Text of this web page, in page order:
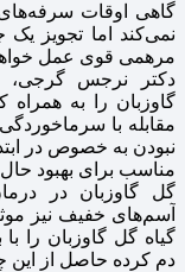
گاهی اوقات
نمی‌کند اما تجویز
مرهمی قوی عمل
دکتر نرجس
گاوزبان را به
مقابله با
نبودن به خصوص در
مناسب برای بهبود
گل گاوزبان در
آسم‌های خفیف نیز
گیاه گل گاوزبان را
دم کرده حاصل از این چند گیاه